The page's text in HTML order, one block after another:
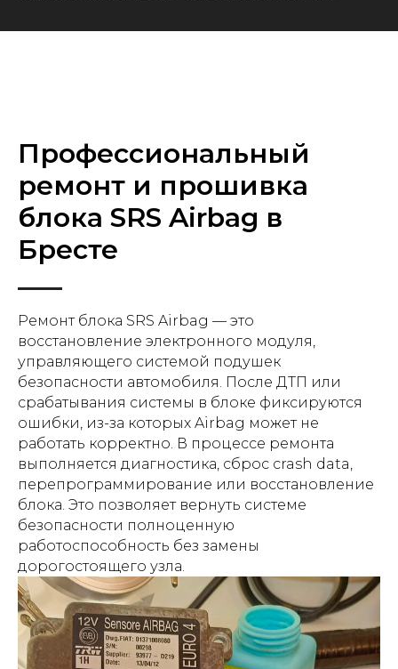
Профессиональный
ремонт и прошивка
блока SRS Airbag в
Бресте
Ремонт блока SRS Airbag — это
восстановление электронного модуля,
управляющего системой подушек
безопасности автомобиля. После ДТП или
срабатывания системы в блоке фиксируются
ошибки, из-за которых Airbag может не
работать корректно. В процессе ремонта
выполняется диагностика, сброс crash data,
перепрограммирование или восстановление
блока. Это позволяет вернуть системе
безопасности полноценную
работоспособность без замены
дорогостоящего узла.